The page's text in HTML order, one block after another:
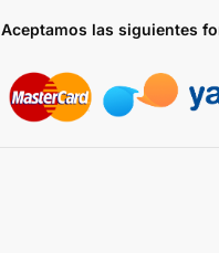
Aceptamos las siguientes